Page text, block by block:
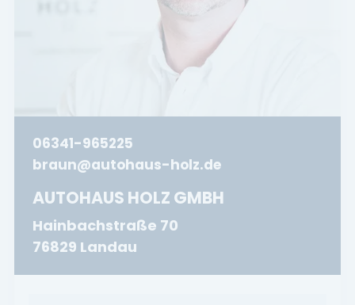
06341-965225
braun@autohaus-holz.de
AUTOHAUS HOLZ GMBH
Hainbachstraße 70
76829 Landau